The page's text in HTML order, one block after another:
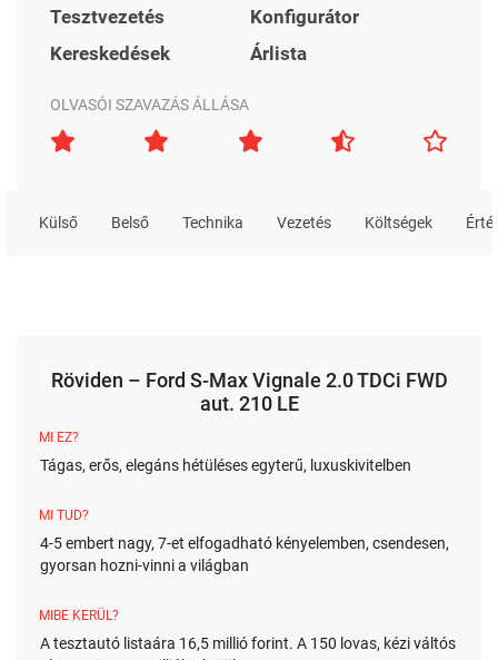
Tesztvezetés
Konfigurátor
Kereskedések
Árlista
OLVASÓI SZAVAZÁS ÁLLÁSA
Külső Belső Technika Vezetés Költségek
Röviden – Ford S-Max Vignale 2.0 TDCi FWD
aut. 210 LE
MI EZ?
Tágas, erős, elegáns hétüléses egyterű, luxuskivitelben
MI TUD?
4-5 embert nagy, 7-et elfogadható kényelemben, csendesen,
gyorsan hozni-vinni a világban
MIBE KERÜL?
A tesztautó listaára 16,5 millió forint. A 150 lovas, kézi váltós